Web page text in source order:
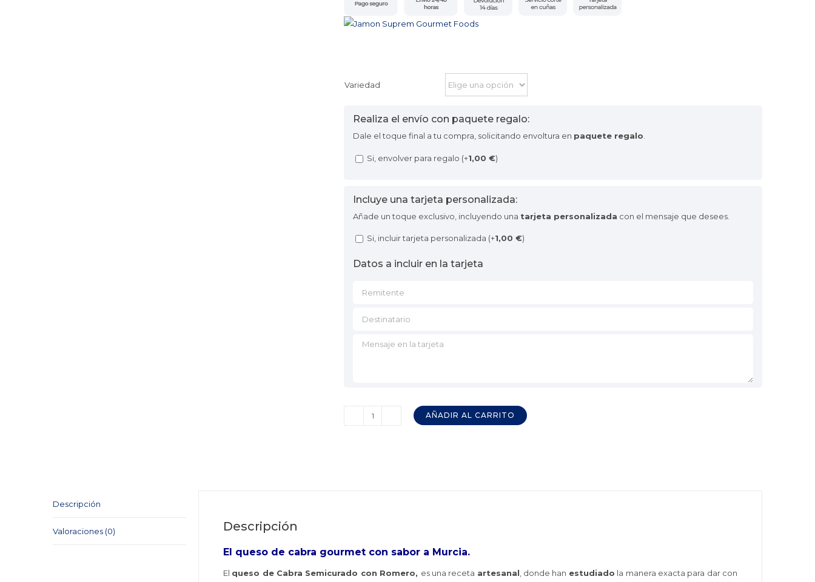
Variedad
Realiza el envío con paquete regalo:
Dale el toque final a tu compra, solicitando envoltura en paquete regalo
Si, envolver para regalo (+1,00 €)
Incluye una tarjeta personalizada:
Añade un toque exclusivo, incluyendo una tarjeta personalizada con el mensaje que desees.
Si, incluir tarjeta personalizada (+1,00 €)
Datos a incluir en la tarjeta
gr.
AÑADIR AL CARRITO
Descripción
Valoraciones (0) Descripción
El queso de cabra gourmet con sabor a Murcia.
El queso de Cabra Semicurado con Romero, es una receta artesanal , donde han estudiado la manera exacta para dar con